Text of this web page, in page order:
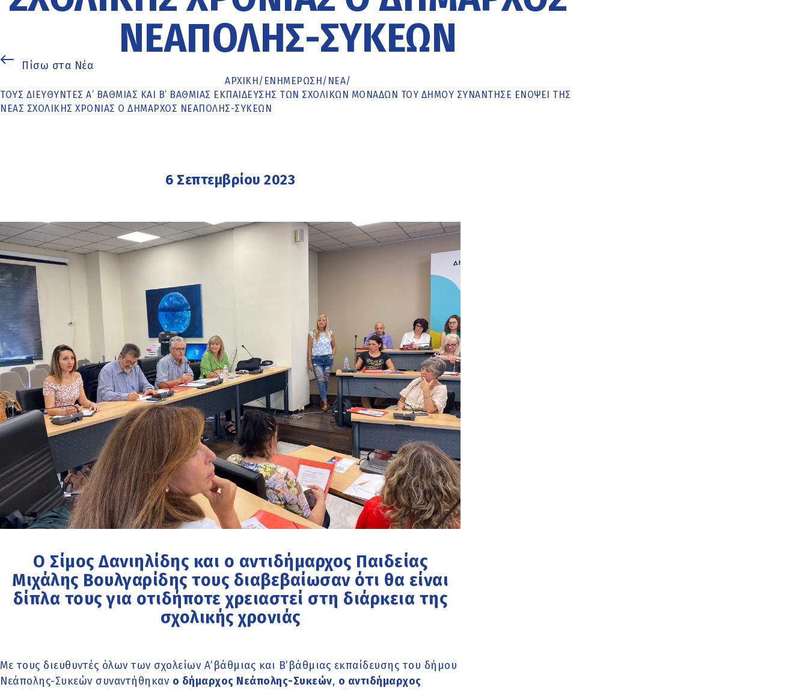
ΝΕΆΠΟΛΗΣ-ΣΥΚΕΏΝ
Πίσω στα Νέα
ΑΡΧΙΚΉ/ ΕΝΗΜΈΡΩΣΗ/ ΝΕΑ/
ΤΟΥΣ ΔΙΕΥΘΥΝΤΈΣ Α’ ΒΆΘΜΙΑΣ ΚΑΙ Β’ ΒΆΘΜΙΑΣ ΕΚΠΑΊΔΕΥΣΗΣ ΤΩΝ ΣΧΟΛΙΚΏΝ ΜΟΝΆΔΩΝ ΤΟΥ ΔΉΜΟΥ ΣΥΝΆΝΤΗΣΕ ΕΝΌΨΕΙ ΤΗΣ
ΝΈΑΣ ΣΧΟΛΙΚΉΣ ΧΡΟΝΙΆΣ Ο ΔΉΜΑΡΧΟΣ ΝΕΆΠΟΛΗΣ-ΣΥΚΕΏΝ
6 Σεπτεμβρίου 2023
Ο Σίμος Δανιηλίδης και ο αντιδήμαρχος Παιδείας
Μιχάλης Βουλγαρίδης τους διαβεβαίωσαν ότι θα είναι
δίπλα τους για οτιδήποτε χρειαστεί στη διάρκεια της
σχολικής χρονιάς
Με τους διευθυντές όλων των σχολείων Α’βάθμιας και Β’βάθμιας εκπαίδευσης του δήμου
Νεάπολης-Συκεών συναντήθηκαν ο δήμαρχος Νεάπολης-Συκεών, ο αντιδήμαρχος